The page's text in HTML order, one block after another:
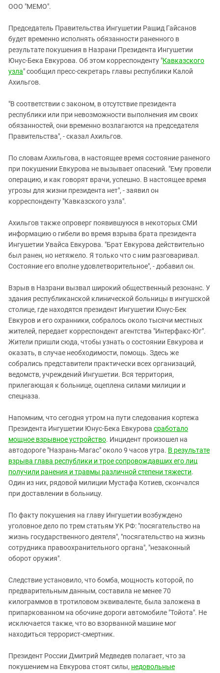
ИНАКОМЫСЛИЕ В ЧЕЧНЕ
ПРЕСЛЕДОВАНИЕ АКТИВИСТОВ
МОБИЛИЗАЦИЯ И ПРОТЕСТЫ
Дагестан
Кабардино-Балкария
Калмыкия
Карачаево-Черкесия
Краснодарский край
Российская Федерация
Ростовская область
СКФО
Чечня
Южная Осетия
Южный Кавказ
ЮФО
ООО "МЕМО".
Председатель Правительства Ингушетии Рашид Гайсанов
будет временно исполнять обязанности раненного в
результате покушения в Назрани Президента Ингушетии
Юнус-Бека Евкурова. Об этом корреспонденту "Кавказского
узла" сообщил пресс-секретарь главы республики Калой
Ахильгов.
"В соответствии с законом, в отсутствие президента
республики или при невозможности выполнения им своих
обязанностей, они временно возлагаются на председателя
Правительства", - сказал Ахильгов.
По словам Ахильгова, в настоящее время состояние раненого
при покушении Евкурова не вызывает опасений. "Ему провели
операцию, и как говорят врачи, успешно. В настоящее время
угрозы для жизни президента нет", - заявил он
корреспонденту "Кавказского узла".
Ахильгов также опроверг появившуюся в некоторых СМИ
информацию о гибели во время взрыва брата президента
Ингушетии Увайса Евкурова. "Брат Евкурова действительно
был ранен, но нетяжело. Я только что с ним разговаривал.
Состояние его вполне удовлетворительное", - добавил он.
Взрыв в Назрани вызвал широкий общественный резонанс. У
здания республиканской клинической больницы в ингушской
столице, где находятся президент Ингушетии Юнус-Бек
Евкуров и его охранники, собралось около тысячи местных
жителей, передает корреспондент агентства "Интерфакс-Юг".
Жители пришли сюда, чтобы узнать о состоянии Евкурова и
оказать, в случае необходимости, помощь. Здесь же
собрались представители практически всех организаций,
ведомств, учреждений Ингушетии. Вся территория,
прилегающая к больнице, оцеплена силами милиции и
спецназа.
Напомним, что сегодня утром на пути следования кортежа
Президента Ингушетии Юнус-Бека Евкурова сработало
мощное взрывное устройство. Инцидент произошел на
автодороге "Назрань-Магас" около 9 часов утра. В результате
взрыва глава республики и трое сопровождавших его лиц
получили ранения и травмы различной степени тяжести.
Один из них, рядовой милиции Мустафа Котиев, скончался
при доставлении в больницу.
По факту покушения на главу Ингушетии возбуждено
уголовное дело по трем статьям УК РФ: "посягательство на
жизнь государственного деятеля", "посягательство на жизнь
сотрудника правоохранительного органа", "незаконный
оборот оружия".
Следствие установило, что бомба, мощность которой, по
предварительным данным, составила не менее 70
килограммов в тротиловом эквиваленте, была заложена в
припаркованном на обочине дороги автомобиле "Тойота". Не
исключается также, что во взорванной машине мог
находиться террорист-смертник.
Президент России Дмитрий Медведев полагает, что за
покушением на Евкурова стоят силы, недовольные